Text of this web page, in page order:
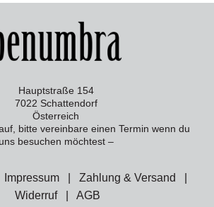
Hauptstraße 154
7022 Schattendorf
Österreich
bitte vereinbare einen Termin wenn du
uns besuchen möchtest –
Impressum Zahlung & Versand
Widerruf| AGB